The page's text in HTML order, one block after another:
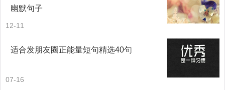
30、 隐藏秘密的一个好方法，就是把它当成笑话讲给全世
界听。
幽默句子
12-11
适合发朋友圈正能量短句精选40句
07-16